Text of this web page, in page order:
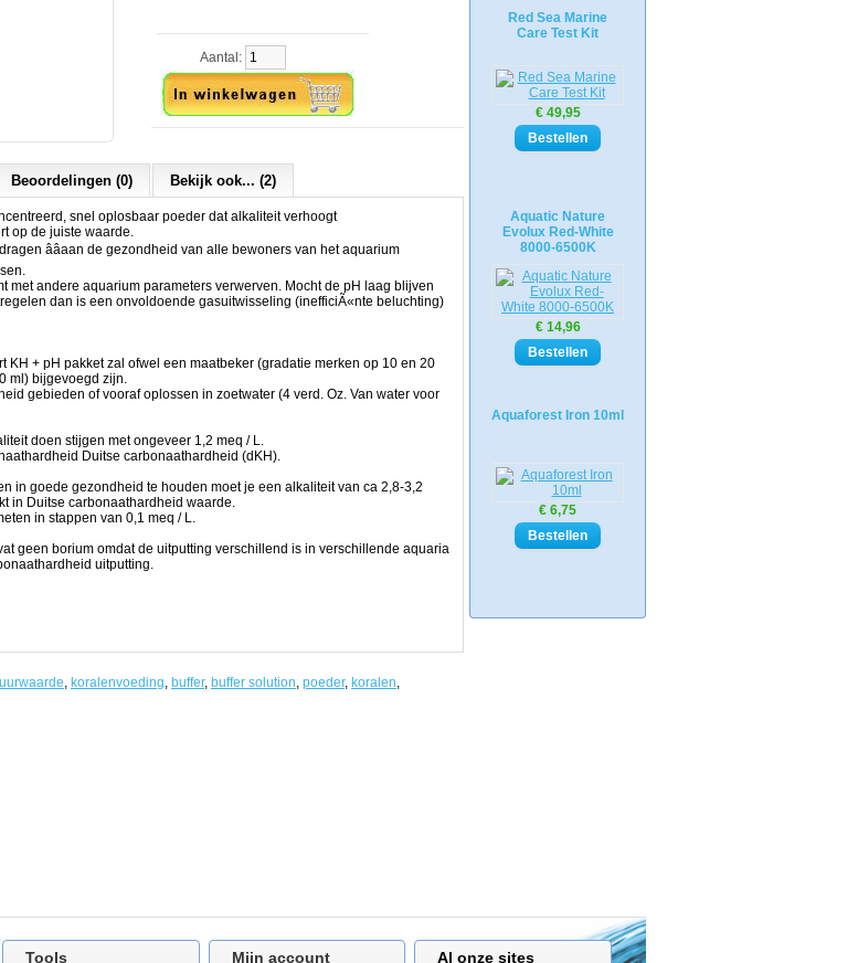
Red Sea Marine
Care Test Kit
€ 49,95
Aquatic Nature
Evolux Red-White
8000-6500K
€ 14,96
Aquaforest Iron 10ml
€ 6,75
Aantal:
Beoordelingen (0) Bekijk ook... (2)
snel oplosbaar poeder dat alkaliteit verhoogt
op de juiste waarde.
ââaan de gezondheid van alle bewoners van het aquarium
met andere aquarium parameters verwerven. Mocht de pH laag blijven
dan is een onvoldoende gasuitwisseling (inefficiÃ«nte beluchting)
KH + pH pakket zal ofwel een maatbeker (gradatie merken op 10 en 20
ml) bijgevoegd zijn.
gebieden of vooraf oplossen in zoetwater (4 verd. Oz. Van water voor
doen stijgen met ongeveer 1,2 meq / L.
Duitse carbonaathardheid (dKH).
in goede gezondheid te houden moet je een alkaliteit van ca 2,8-3,2
in Duitse carbonaathardheid waarde.
in stappen van 0,1 meq / L.
geen borium omdat de uitputting verschillend is in verschillende aquaria
uitputting.
, koralenvoeding, buffer, buffer solution, poeder, koralen,
Tools Mijn account Al onze sites